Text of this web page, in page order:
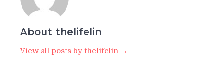
About thelifelin
View all posts by thelifelin →